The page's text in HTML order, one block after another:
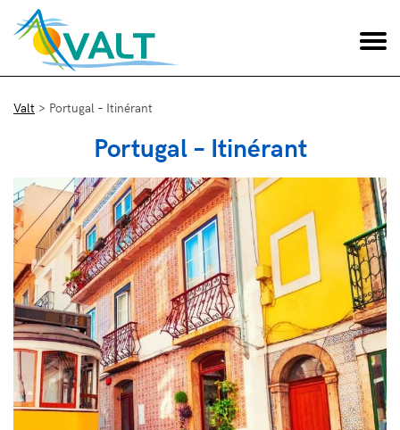
Valt > Portugal – Itinérant
Portugal – Itinérant